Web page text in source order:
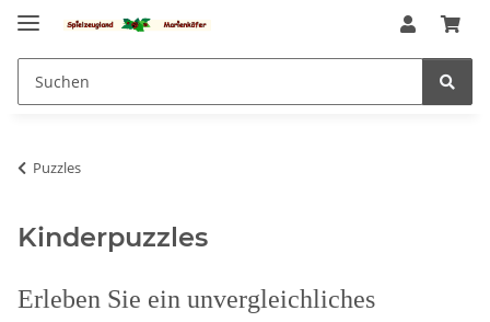
Puzzles
Kinderpuzzles
Erleben Sie ein unvergleichliches